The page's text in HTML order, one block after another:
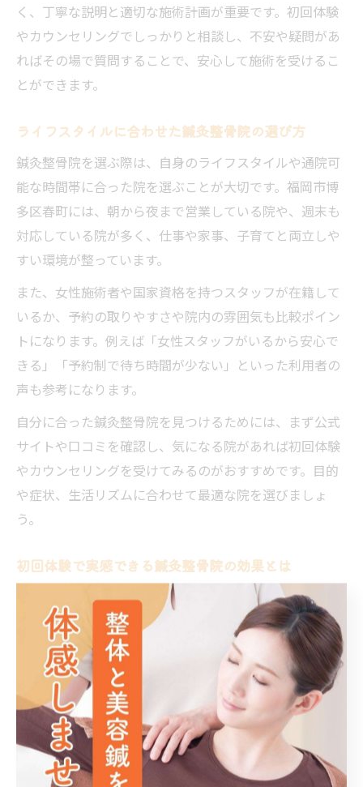
く、丁寧な説明と適切な施術計画が重要です。初回体験
やカウンセリングでしっかりと相談し、不安や疑問があ
ればその場で質問することで、安心して施術を受けるこ
とができます。
ライフスタイルに合わせた鍼灸整骨院の選び方
鍼灸整骨院を選ぶ際は、自身のライフスタイルや通院可
能な時間帯に合った院を選ぶことが大切です。福岡市博
多区春町には、朝から夜まで営業している院や、週末も
対応している院が多く、仕事や家事、子育てと両立しや
すい環境が整っています。
また、女性施術者や国家資格を持つスタッフが在籍して
いるか、予約の取りやすさや院内の雰囲気も比較ポイン
トになります。例えば「女性スタッフがいるから安心で
きる」「予約制で待ち時間が少ない」といった利用者の
声も参考になります。
自分に合った鍼灸整骨院を見つけるためには、まず公式
サイトや口コミを確認し、気になる院があれば初回体験
やカウンセリングを受けてみるのがおすすめです。目的
や症状、生活リズムに合わせて最適な院を選びましょ
う。
初回体験で実感できる鍼灸整骨院の効果とは
初回体験では、鍼灸整骨院の施術効果を実際に体感でき
る貴重な機会です。多くの院では、症状や悩みに合わせ
たカウンセリングを丁寧に行い、その上で最適な施術メ
ニューを提案してくれるため、安心して施術を受けられ
ます。
体験後には「身体が軽くなった」「痛みが和らいだ」な
ど即効性を実感する方も多く、定期的な通院によって慢
性的な悩みの改善を目指せます。ただし、効果の感じ方